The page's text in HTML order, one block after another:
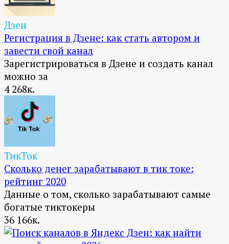
Дзен
Регистрация в Дзене: как стать автором и
завести свой канал
Зарегистрироваться в Дзене и создать канал
можно за
4 268к.
ТикТок
Сколько денег зарабатывают в тик токе:
рейтинг 2020
Данные о том, сколько зарабатывают самые
богатые тиктокеры
36 166к.